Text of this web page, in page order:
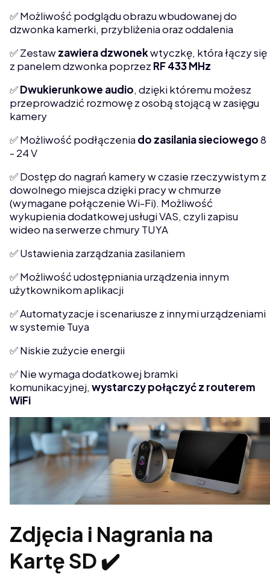
✅ Możliwość podglądu obrazu wbudowanej do
dzwonka kamerki, przybliżenia oraz oddalenia
✅ Zestawzawieradzwonekwtyczkę, która łączy się
z panelem dzwonka poprzez RF433MHz
✅Dwukierunkowe audio, dzięki któremu możesz
przeprowadzić rozmowę z osobą stojącą w zasięgu
kamery
✅ Możliwość podłączenia do zasilaniasieciowego8
- 24 V
✅ Dostęp do nagrań kamery w czasie rzeczywistym z
dowolnego miejsca dzięki pracy w chmurze
(wymagane połączenie Wi-Fi). Możliwość
wykupienia dodatkowej usługi VAS, czyli zapisu
wideo na serwerze chmury TUYA
✅ Ustawienia zarządzania zasilaniem
✅ Możliwość udostępniania urządzenia innym
użytkownikom aplikacji
✅ Automatyzacje i scenariusze z innymi urządzeniami
w systemie Tuya
✅ Niskie zużycie energii
✅ Nie wymaga dodatkowej bramki
komunikacyjnej, wystarczy połączyć z routerem
WiFi
Zdjęcia i Nagrania na
Kartę SD ✔️